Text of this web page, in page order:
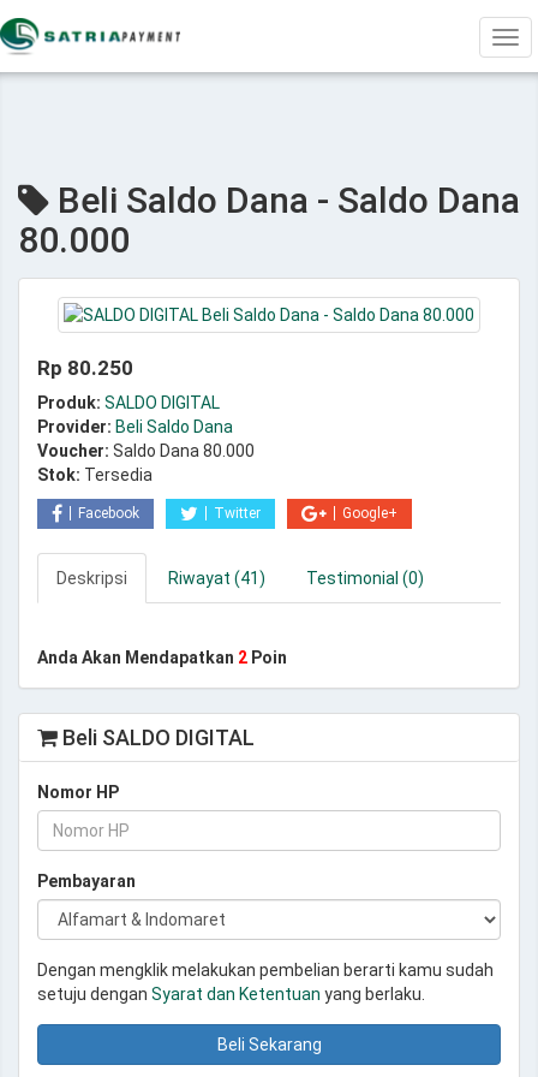
Beli Saldo Dana - Saldo Dana
80.000
Rp 80.250
Produk: SALDO DIGITAL
Provider: Beli Saldo Dana
Voucher: Saldo Dana 80.000
Stok: Tersedia
Facebook Twitter Google+
Deskripsi Riwayat (41) Testimonial (0)
Anda Akan Mendapatkan 2 Poin
Beli SALDO DIGITAL
Nomor HP
Pembayaran
Dengan mengklik melakukan pembelian berarti kamu sudah
setuju dengan Syarat dan Ketentuan yang berlaku.
Beli Sekarang